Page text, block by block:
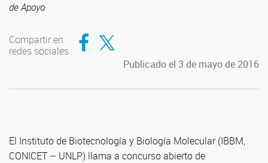
de Apoyo
Compartir en
redes sociales
Compartir en Facebook
Compartir en Twitter
Publicado el 3 de mayo de 2016
El Instituto de Biotecnología y Biología Molecular (IBBM,
CONICET – UNLP) llama a concurso abierto de